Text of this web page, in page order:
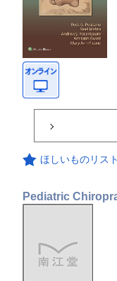
ほしいものリス
Pediatric